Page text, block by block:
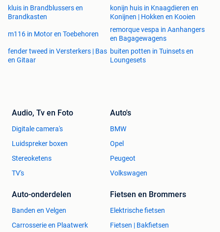
kluis in Brandblussers en
Brandkasten
konijn huis in Knaagdieren en
Konijnen | Hokken en Kooien
m116 in Motor en Toebehoren
remorque vespa in Aanhangers
en Bagagewagens
fender tweed in Versterkers | Bas
en Gitaar
buiten potten in Tuinsets en
Loungesets
Audio, Tv en Foto
Digitale camera's
Luidspreker boxen
Stereoketens
TV's
Auto's
BMW
Opel
Peugeot
Volkswagen
Auto-onderdelen
Banden en Velgen
Carrosserie en Plaatwerk
Fietsen en Brommers
Elektrische fietsen
Fietsen | Bakfietsen